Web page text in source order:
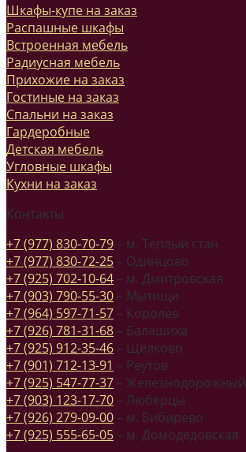
Шкафы-купе на заказ
Распашные шкафы
Встроенная мебель
Радиусная мебель
Прихожие на заказ
Гостиные на заказ
Спальни на заказ
Гардеробные
Детская мебель
Угловные шкафы
Кухни на заказ
Контакты
+7 (977) 830-70-79 – м. Теплый стан
+7 (977) 830-72-25 – Одинцово
+7 (925) 702-10-64 – м. Дмитровская
+7 (903) 790-55-30 – Мытищи
+7 (964) 597-71-57 – Королев
+7 (926) 781-31-68 – Балашиха
+7 (925) 912-35-46 – Щелково
+7 (901) 712-13-91 – Реутов
+7 (925) 547-77-37 – Железнодорожный
+7 (903) 123-17-70 – Люберцы
+7 (926) 279-09-00 – м. Бибирево
+7 (925) 555-65-05 – м. Домодедовская